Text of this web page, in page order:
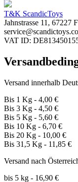
T&K ScandicToys
Jahnstrasse 11, 67227
VAT ID:
Versand innerhalb
Bis 1 Kg - 4,00 €
Bis 3 Kg - 4,50 €
Bis 5 Kg - 5,60 €
Bis 10 Kg - 6,70 €
Bis 20 Kg - 10,00 €
Bis 31,5 Kg - 11,85 €
Versand nach
bis 5 kg - 16,90 €